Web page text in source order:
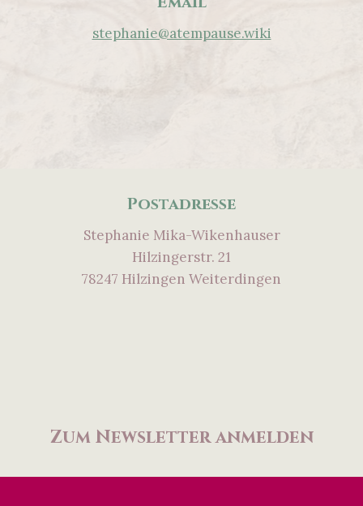
stephanie@atempause.wiki
Postadresse
Stephanie Mika-Wikenhauser
Hilzingerstr. 21
78247 Hilzingen Weiterdingen
Zum Newsletter anmelden